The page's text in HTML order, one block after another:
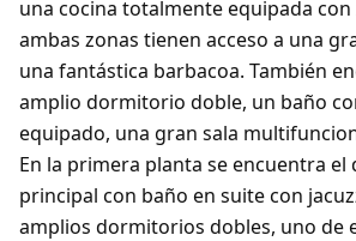
una cocina totalmente equipada con
ambas zonas tienen acceso a una
una fantástica barbacoa. También
amplio dormitorio doble, un baño
equipado, una gran sala
En la primera planta se encuentra
principal con baño en suite con
amplios dormitorios dobles, uno de